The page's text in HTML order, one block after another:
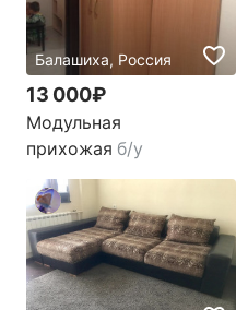
Балашиха, Россия
13 000₽
Модульная
прихожая б/у